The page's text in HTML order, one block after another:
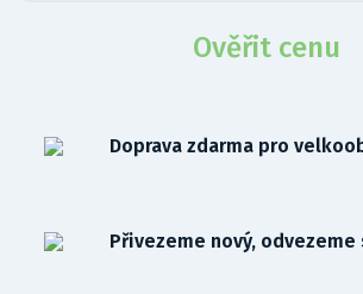
Ověřit cenu
Doprava zdarma pro
Přivezeme nový, odvezeme